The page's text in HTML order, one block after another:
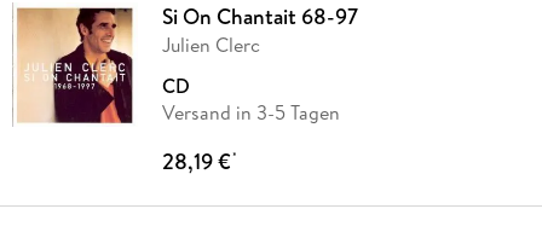
Si On Chantait 68-97
Julien Clerc
CD
Versand in 3-5 Tagen
28,19 €*